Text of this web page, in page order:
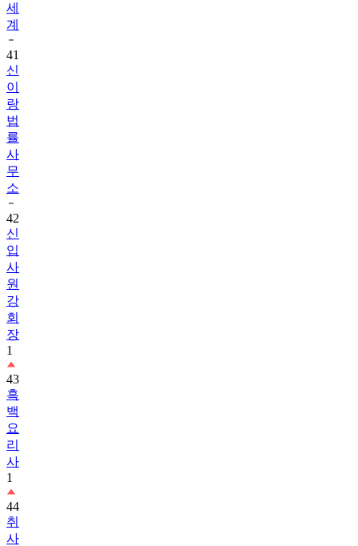
세
계
41
신
이
랑
법
률
사
무
소
42
신
입
사
원
강
회
장
1
43
흑
백
요
리
사
1
44
취
사